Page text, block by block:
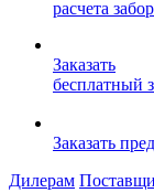
расчета
Заказать
бесплатный
Заказать
Дилерам